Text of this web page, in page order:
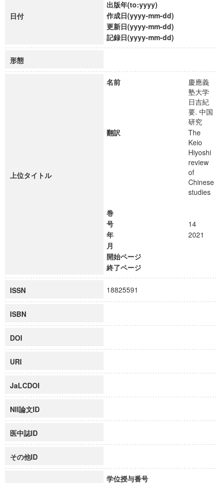
日付
出版年(to:yyyy)
作成日(yyyy-mm-dd)
更新日(yyyy-mm-dd)
記録日(yyyy-mm-dd)
形態
上位タイトル
名前
慶應義
塾大学
日吉紀
要. 中国
研究
翻訳
The
Keio
Hiyoshi
review
of
Chinese
studies
巻
号
14
年
2021
月
開始ページ
終了ページ
ISSN 18825591
ISBN
DOI
URI
JaLCDOI
NII論文ID
医中誌ID
その他ID
学位授与番号